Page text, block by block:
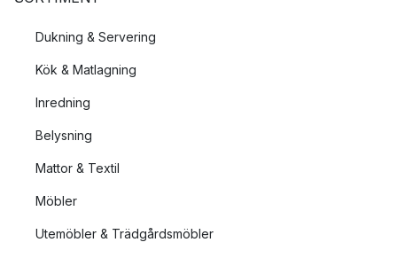
Dukning & Servering
Kök & Matlagning
Inredning
Belysning
Mattor & Textil
Möbler
Utemöbler & Trädgårdsmöbler